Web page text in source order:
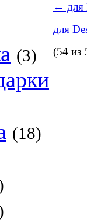
(3)
(18)
← для
для
(54 из